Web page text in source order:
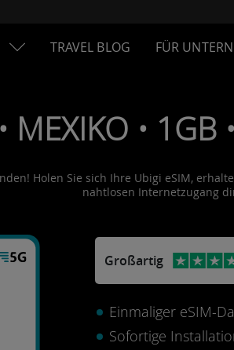
TRAVEL BLOG FÜR
MEXIKO •
Holen Sie sich Ihre Ubigi eSIM,
nahtlosen Internetzugang
Großartig
Einmaliger eSIM-
Sofortige